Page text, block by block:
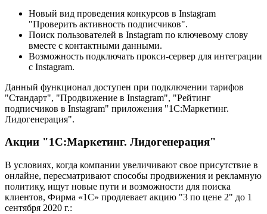
Новый вид проведения конкурсов в Instagram
"Проверить активность подписчиков".
Поиск пользователей в Instagram по ключевому слову
вместе с контактными данными.
Возможность подключать прокси-сервер для интеграции
с Instagram.
Данный функционал доступен при подключении тарифов
"Стандарт", "Продвижение в Instagram", "Рейтинг
подписчиков в Instagram" приложения "1С:Маркетинг.
Лидогенерация".
Акции "1С:Маркетинг. Лидогенерация"
В условиях, когда компании увеличивают свое присутствие в
онлайне, пересматривают способы продвижения и рекламную
политику, ищут новые пути и возможности для поиска
клиентов, Фирма «1С» продлевает акцию "3 по цене 2" до 1
сентября 2020 г.: